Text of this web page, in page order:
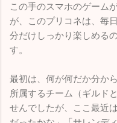
この手のスマホのゲーム
が、このプリコネは、毎
分だけしっかり楽しめる
す。
最初は、何が何だか分か
所属するチーム（ギルド
せんでしたが、ここ最近